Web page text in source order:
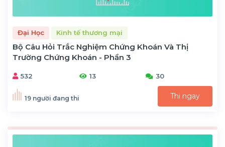
Đại Học Kinh tế thương mại
Bộ Câu Hỏi Trắc Nghiệm Chứng Khoán Và Thị
Trường Chứng Khoán - Phần 3
532 13 30
19 người đang thi Thi ngay